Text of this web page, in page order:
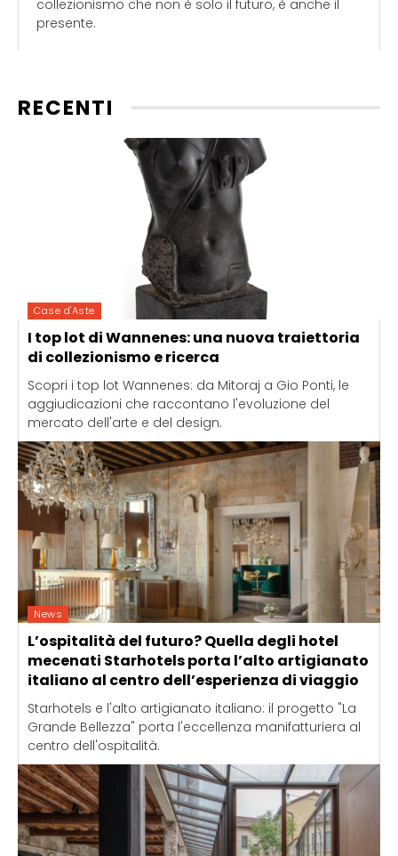
collezionismo che non è solo il futuro, è anche il
presente.
RECENTI
Case d'Aste
I top lot di Wannenes: una nuova traiettoria
di collezionismo e ricerca
Scopri i top lot Wannenes: da Mitoraj a Gio Ponti, le
aggiudicazioni che raccontano l'evoluzione del
mercato dell'arte e del design.
News
L’ospitalità del futuro? Quella degli hotel
mecenati Starhotels porta l’alto artigianato
italiano al centro dell’esperienza di viaggio
Starhotels e l'alto artigianato italiano: il progetto "La
Grande Bellezza" porta l'eccellenza manifatturiera al
centro dell'ospitalità.